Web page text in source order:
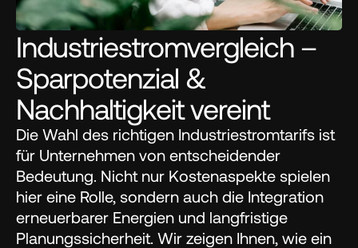
Industriestromvergleich –
Sparpotenzial &
Nachhaltigkeit vereint
Die Wahl des richtigen Industriestromtarifs ist
für Unternehmen von entscheidender
Bedeutung. Nicht nur Kostenaspekte spielen
hier eine Rolle, sondern auch die Integration
erneuerbarer Energien und langfristige
Planungssicherheit. Wir zeigen Ihnen, wie ein